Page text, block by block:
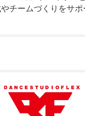
チームづくりをサポ